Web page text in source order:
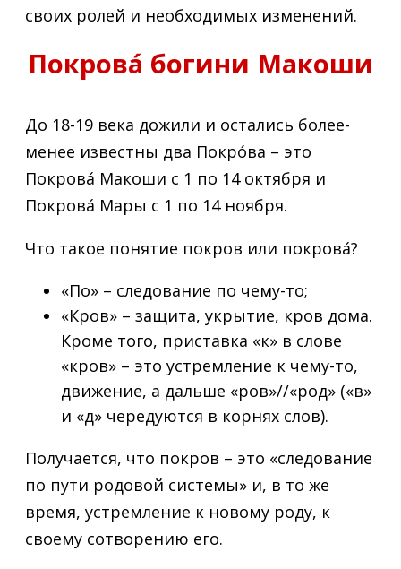
своих ролей и необходимых изменений.
Покрова́ богини Макоши
До 18-19 века дожили и остались более-
менее известны два Покро́ва – это
Покрова́ Макоши с 1 по 14 октября и
Покрова́ Мары с 1 по 14 ноября.
Что такое понятие покров или покрова́?
«По» – следование по чему-то;
«Кров» – защита, укрытие, кров дома.
Кроме того, приставка «к» в слове
«кров» – это устремление к чему-то,
движение, а дальше «ров»//«род» («в»
и «д» чередуются в корнях слов).
Получается, что покров – это «следование
по пути родовой системы» и, в то же
время, устремление к новому роду, к
своему сотворению его.